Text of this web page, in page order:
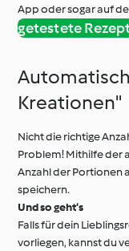
App oder sogar auf
getestete
Kreationen"
Nicht die richtige
Problem! Mithilfe der
Anzahl der Portionen
speichern.
Und so geht‘s
Falls für dein
vorliegen, kannst du